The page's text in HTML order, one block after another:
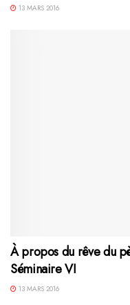
13 MARS 2016
À propos du rêve du
Séminaire VI
13 MARS 2016